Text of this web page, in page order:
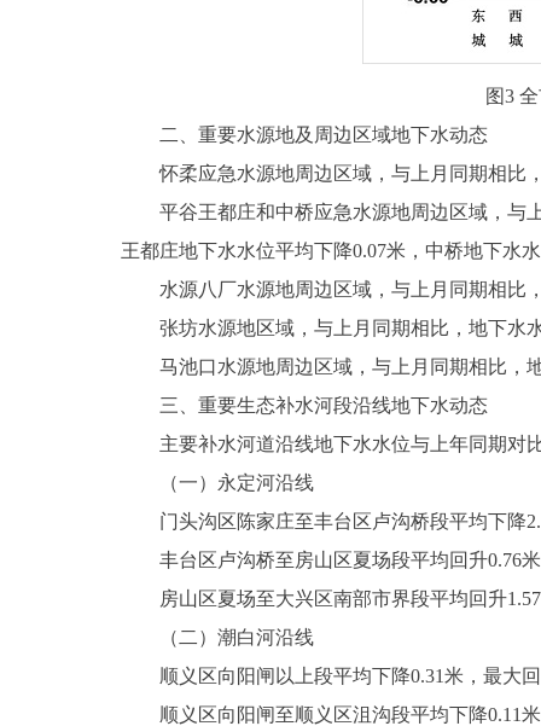
图3
二、重要水源地及周边区域地下水动态
怀柔应急水源地周边区域，与上月同期相比，
平谷王都庄和中桥应急水源地周边区域，与上
王都庄地下水水位平均下降0.07米，中桥地下水
水源八厂水源地周边区域，与上月同期相比，
张坊水源地区域，与上月同期相比，地下水水
马池口水源地周边区域，与上月同期相比，地
三、重要生态补水河段沿线地下水动态
主要补水河道沿线地下水水位与上年同期对
（一）永定河沿线
门头沟区陈家庄至丰台区卢沟桥段平均下降
丰台区卢沟桥至房山区夏场段平均回升0.76米
房山区夏场至大兴区南部市界段平均回升1.57
（二）潮白河沿线
顺义区向阳闸以上段平均下降0.31米，最大回
顺义区向阳闸至顺义区沮沟段平均下降0.11米